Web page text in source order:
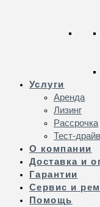
Услуги
Аренда
Лизинг
Рассрочка
Тест-драйв
О компании
Доставка и
Гарантии
Сервис и
Помощь